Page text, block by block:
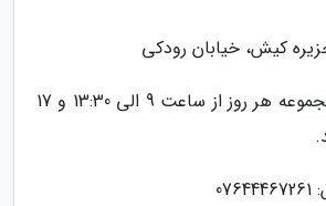
کیش، خیابان رودکی
ساعت کاری: این مجموعه هر روز از ساعت 9 الی 13:30 و 17